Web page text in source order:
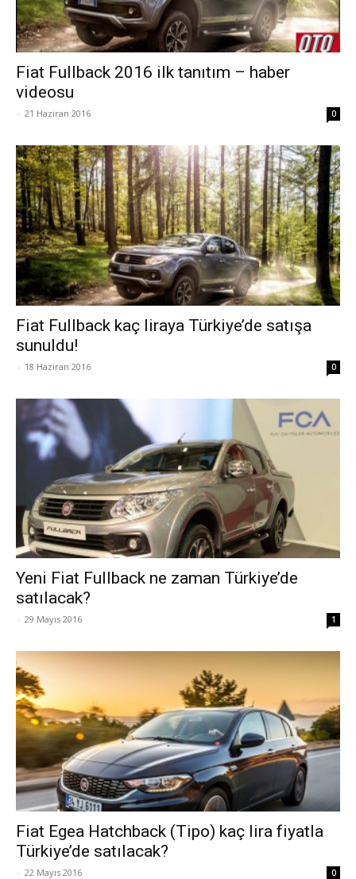
Fiat Fullback 2016 ilk tanıtım – haber
videosu
- 21 Haziran 2016 0
Fiat Fullback kaç liraya Türkiye’de satışa
sunuldu!
- 18 Haziran 2016 0
Yeni Fiat Fullback ne zaman Türkiye’de
satılacak?
- 29 Mayıs 2016 1
Fiat Egea Hatchback (Tipo) kaç lira fiyatla
Türkiye’de satılacak?
- 22 Mayıs 2016 0